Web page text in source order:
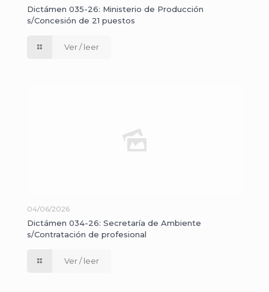
Dictámen 035-26: Ministerio de Producción
s/Concesión de 21 puestos
Ver / leer
04/06/2026
Dictámen 034-26: Secretaría de Ambiente
s/Contratación de profesional
Ver / leer